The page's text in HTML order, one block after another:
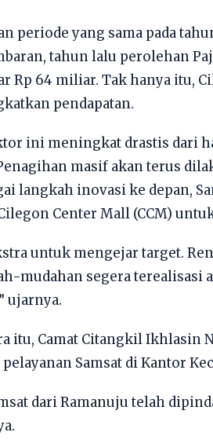
periode yang sama pada
tahun lalu perolehan
Rp 64 miliar. Tak hanya itu,
pendapatan.
ini meningkat drastis dari
masif akan terus
langkah inovasi ke depan,
Center Mall (CCM)
untuk mengejar target.
mudahan segera terealisasi
ujarnya.
itu, Camat Citangkil Ikhlasin
Samsat di Kantor
dari Ramanuju telah